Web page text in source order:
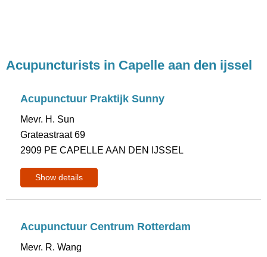
Acupuncturists in Capelle aan den ijssel
Acupunctuur Praktijk Sunny
Mevr. H. Sun
Grateastraat 69
2909 PE CAPELLE AAN DEN IJSSEL
Show details
Acupunctuur Centrum Rotterdam
Mevr. R. Wang